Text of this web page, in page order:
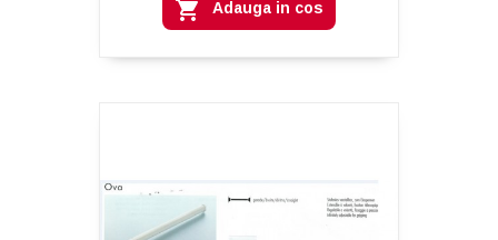
 Adauga in cos